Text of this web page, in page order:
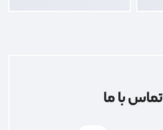
تماس با ما